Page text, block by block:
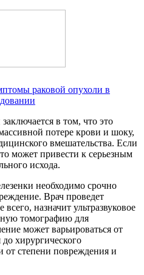
раковой опухоли в
в том, что это
потере крови и шоку,
вмешательства. Если
может привести к серьезным
исхода.
необходимо срочно
Врач проведет
назначит ультразвуковое
томографию для
может варьироваться от
хирургического
от степени повреждения и